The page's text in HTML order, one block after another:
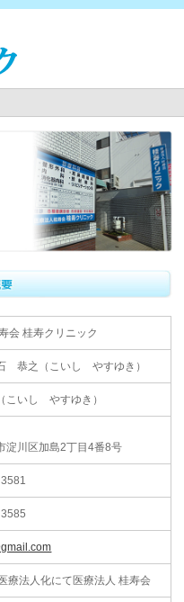
会 桂寿クリニック
恭之（こいし やすゆき）
いし やすゆき）
淀川区加島2丁目4番8号
療法人化にて医療法人 桂寿会